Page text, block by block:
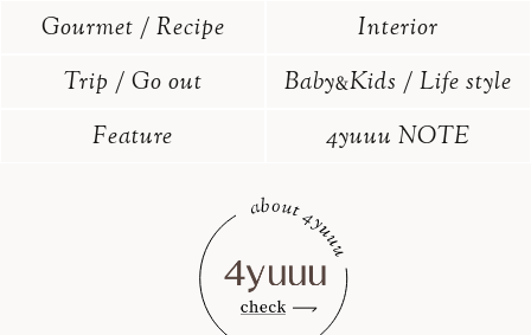
Gourmet / Recipe
Interior
Trip / Go out
Baby&Kids / Life style
Feature
4yuuu NOTE